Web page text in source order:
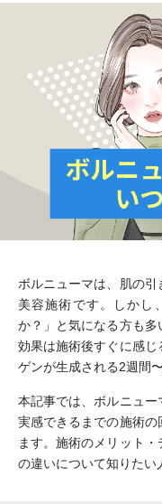
ボルニューマは、肌の
美容施術です。しかし
か？」と気になる方も
効果は施術後すぐに感
ゲンが生成される2週間
本記事では、ボルニュー
実感できるまでの施術
ます。施術のメリット
の違いについて知りたい